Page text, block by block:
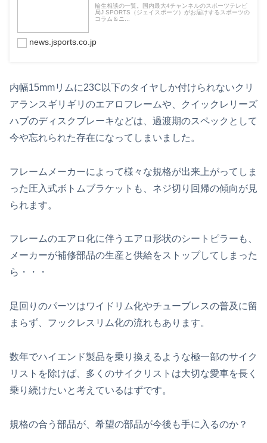
輪生相談の一覧。国内最大4チャンネルのスポーツテレビ
局J SPORTS（ジェイスポーツ）がお届けするスポーツの
コラム＆ニ...
news.jsports.co.jp
内幅15mmリムに23C以下のタイヤしか付けられないクリ
アランスギリギリのエアロフレームや、クイックレリーズ
ハブのディスクブレーキなどは、過渡期のスペックとして
今や忘れられた存在になってしまいました。
フレームメーカーによって様々な規格が出来上がってしま
った圧入式ボトムブラケットも、ネジ切り回帰の傾向が見
られます。
フレームのエアロ化に伴うエアロ形状のシートピラーも、
メーカーが補修部品の生産と供給をストップしてしまった
ら・・・
足回りのパーツはワイドリム化やチューブレスの普及に留
まらず、フックレスリム化の流れもあります。
数年でハイエンド製品を乗り換えるような極一部のサイク
リストを除けば、多くのサイクリストは大切な愛車を長く
乗り続けたいと考えているはずです。
規格の合う部品が、希望の部品が今後も手に入るのか？